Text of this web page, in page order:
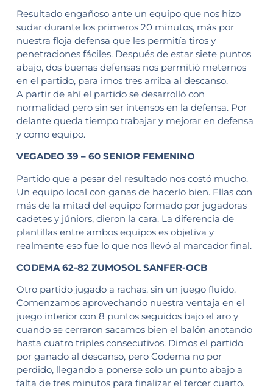
Resultado engañoso ante un equipo que nos hizo
sudar durante los primeros 20 minutos, más por
nuestra floja defensa que les permitía tiros y
penetraciones fáciles. Después de estar siete puntos
abajo, dos buenas defensas nos permitió meternos
en el partido, para irnos tres arriba al descanso.
A partir de ahí el partido se desarrolló con
normalidad pero sin ser intensos en la defensa. Por
delante queda tiempo trabajar y mejorar en defensa
y como equipo.
VEGADEO 39 – 60 SENIOR FEMENINO
Partido que a pesar del resultado nos costó mucho.
Un equipo local con ganas de hacerlo bien. Ellas con
más de la mitad del equipo formado por jugadoras
cadetes y júniors, dieron la cara. La diferencia de
plantillas entre ambos equipos es objetiva y
realmente eso fue lo que nos llevó al marcador final.
CODEMA 62-82 ZUMOSOL SANFER-OCB
Otro partido jugado a rachas, sin un juego fluido.
Comenzamos aprovechando nuestra ventaja en el
juego interior con 8 puntos seguidos bajo el aro y
cuando se cerraron sacamos bien el balón anotando
hasta cuatro triples consecutivos. Dimos el partido
por ganado al descanso, pero Codema no por
perdido, llegando a ponerse solo un punto abajo a
falta de tres minutos para finalizar el tercer cuarto.